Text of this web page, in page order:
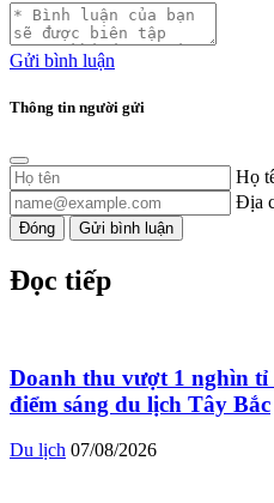
Gửi bình luận
Thông tin người gửi
Họ
Địa
Đóng Gửi bình luận
Đọc tiếp
Doanh thu vượt 1 nghìn
điểm sáng du lịch Tây Bắc
Du lịch 07/08/2026